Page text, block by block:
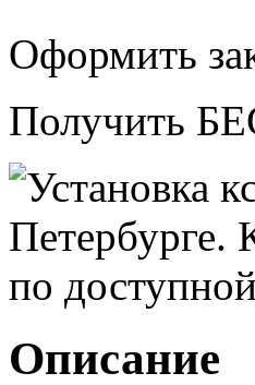
Оформить
Получить
Описание